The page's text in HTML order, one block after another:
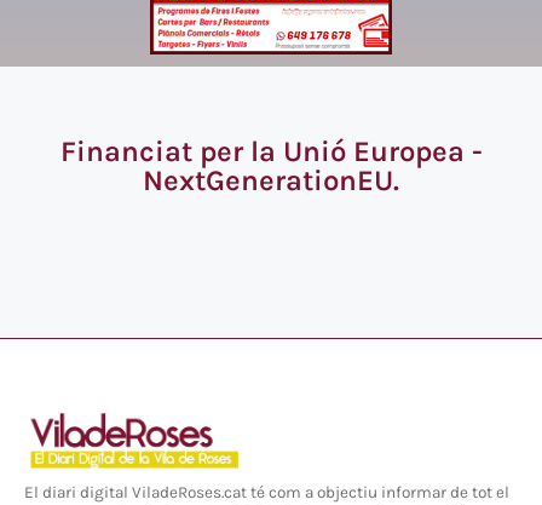
Financiat per la Unió Europea -
NextGenerationEU.
El diari digital ViladeRoses.cat té com a objectiu informar de tot el